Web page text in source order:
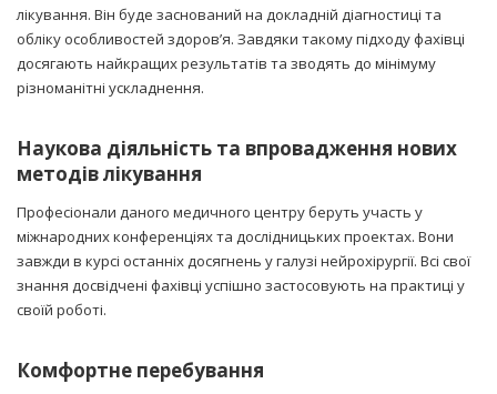
лікування. Він буде заснований на докладній діагностиці та
обліку особливостей здоров’я. Завдяки такому підходу фахівці
досягають найкращих результатів та зводять до мінімуму
різноманітні ускладнення.
Наукова діяльність та впровадження нових
методів лікування
Професіонали даного медичного центру беруть участь у
міжнародних конференціях та дослідницьких проектах. Вони
завжди в курсі останніх досягнень у галузі нейрохірургії. Всі свої
знання досвідчені фахівці успішно застосовують на практиці у
своїй роботі.
Комфортне перебування